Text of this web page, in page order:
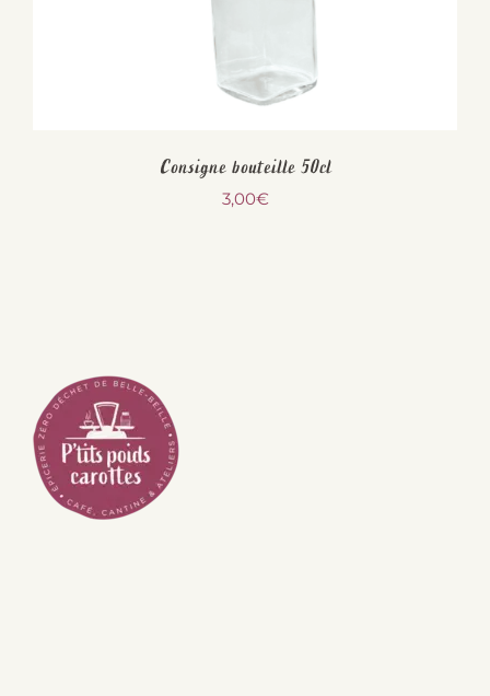
Consigne bouteille 50cl
3,00€